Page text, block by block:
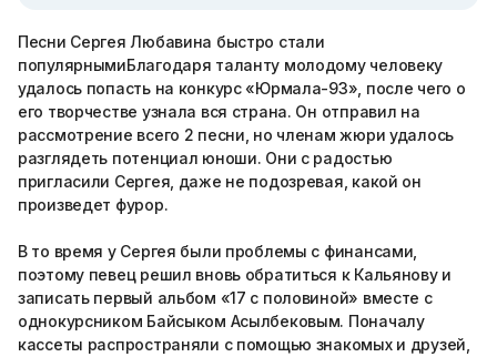
Песни Сергея Любавина быстро стали
популярнымиБлагодаря таланту молодому человеку
удалось попасть на конкурс «Юрмала-93», после чего о
его творчестве узнала вся страна. Он отправил на
рассмотрение всего 2 песни, но членам жюри удалось
разглядеть потенциал юноши. Они с радостью
пригласили Сергея, даже не подозревая, какой он
произведет фурор.
В то время у Сергея были проблемы с финансами,
поэтому певец решил вновь обратиться к Кальянову и
записать первый альбом «17 с половиной» вместе с
однокурсником Байсыком Асылбековым. Поначалу
кассеты распространяли с помощью знакомых и друзей,